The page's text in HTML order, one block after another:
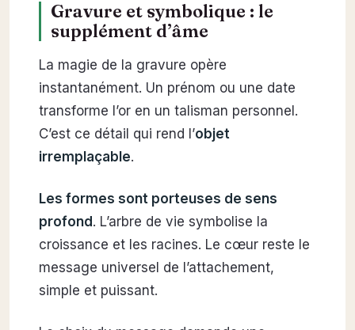
Gravure et symbolique : le
supplément d’âme
La magie de la gravure opère
instantanément. Un prénom ou une date
transforme l’or en un talisman personnel.
C’est ce détail qui rend l’objet
irremplaçable.
Les formes sont porteuses de sens
profond . L’arbre de vie symbolise la
croissance et les racines. Le cœur reste le
message universel de l’attachement,
simple et puissant.